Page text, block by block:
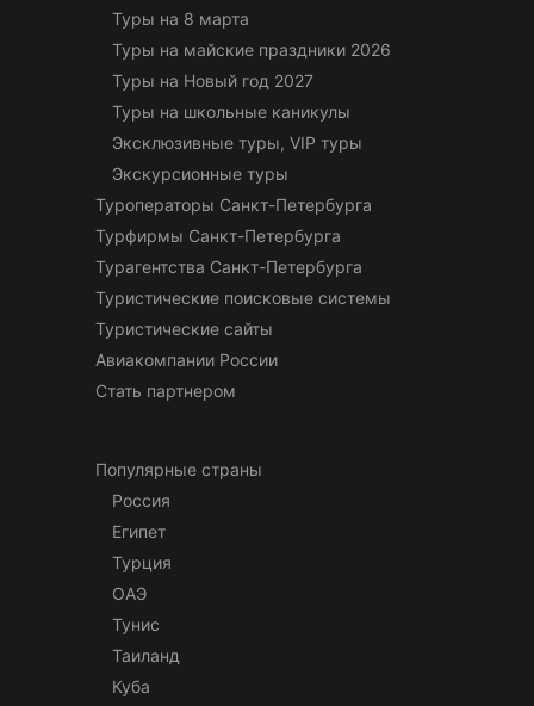
Туры на 8 марта
Туры на майские праздники 2026
Туры на Новый год 2027
Туры на школьные каникулы
Эксклюзивные туры, VIP туры
Экскурсионные туры
Туроператоры Санкт-Петербурга
Турфирмы Санкт-Петербурга
Турагентства Санкт-Петербурга
Туристические поисковые системы
Туристические сайты
Авиакомпании России
Стать партнером
Популярные страны
Россия
Египет
Турция
ОАЭ
Тунис
Таиланд
Куба